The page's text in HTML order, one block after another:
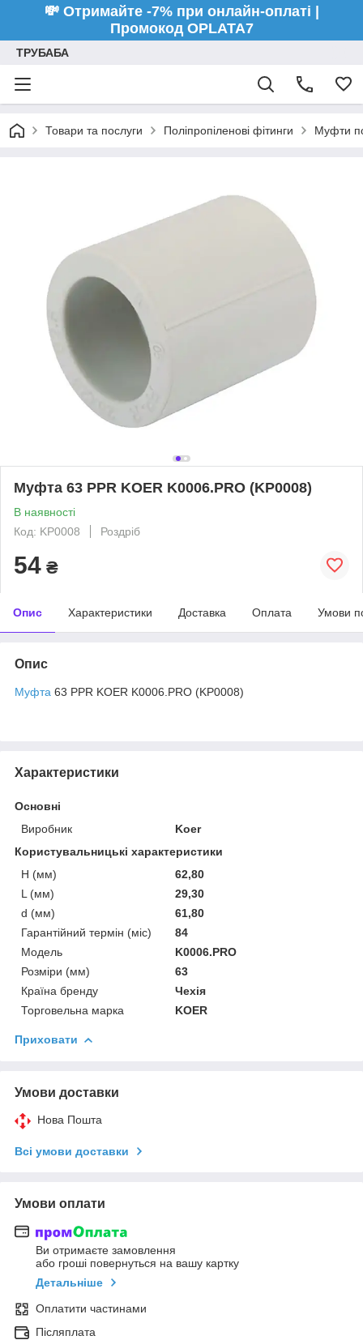
💸 Отримайте -7% при онлайн-оплаті |
Промокод OPLATA7
ТРУБАБА
Товари та послуги Поліпропіленові фітинги Муфти
Муфта 63 PPR KOER K0006.PRO (KP0008)
В наявності
Код: KP0008
Роздріб
54 ₴
Опис Характеристики Доставка Оплата Умови
Опис
Муфта 63 PPR KOER K0006.PRO (KP0008)
Характеристики
Основні
Виробник
Koer
Користувальницькі характеристики
H (мм)
62,80
L (мм)
29,30
d (мм)
61,80
Гарантійний термін (міс)
84
Модель
K0006.PRO
Розміри (мм)
63
Країна бренду
Чехія
Торговельна марка
KOER
Приховати
Умови доставки
Нова Пошта
Всі умови доставки
Умови оплати
Ви отримаєте замовлення
або гроші повернуться на вашу картку
Детальніше
Оплатити частинами
Післяплата